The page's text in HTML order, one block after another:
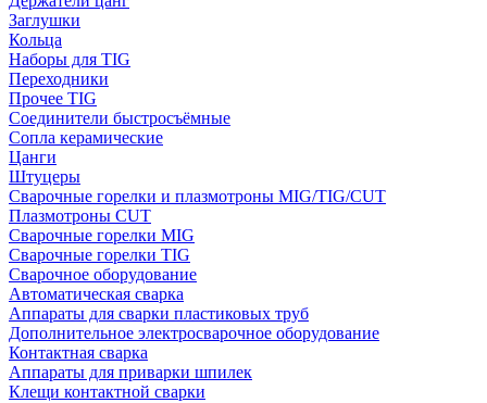
Заглушки
Кольца
Наборы для TIG
Переходники
Прочее TIG
Соединители быстросъёмные
Сопла керамические
Цанги
Штуцеры
Сварочные горелки и плазмотроны MIG/TIG/CUT
Плазмотроны CUT
Сварочные горелки MIG
Сварочные горелки TIG
Сварочное оборудование
Автоматическая сварка
Аппараты для сварки пластиковых труб
Дополнительное электросварочное оборудование
Контактная сварка
Аппараты для приварки шпилек
Клещи контактной сварки